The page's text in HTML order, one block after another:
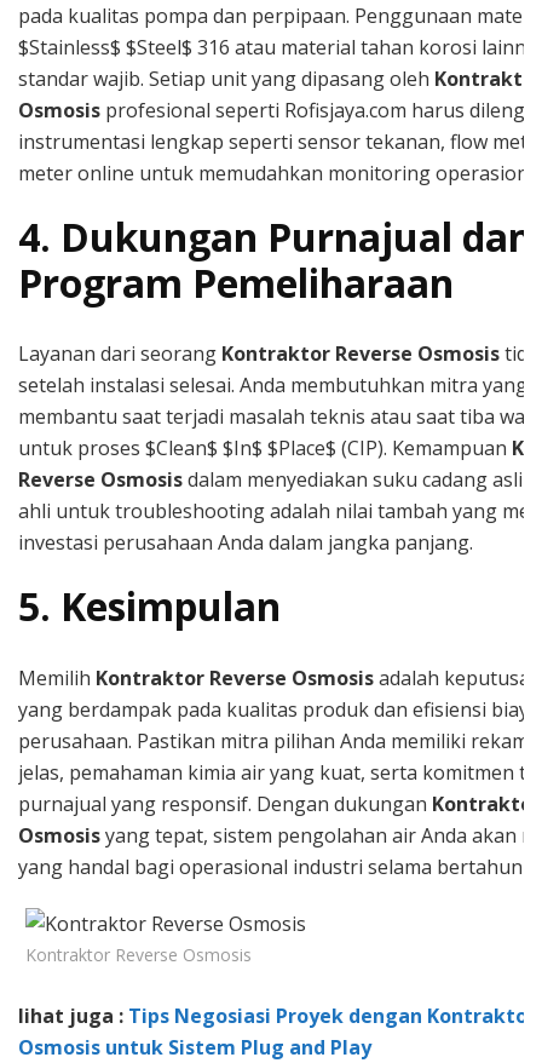
pada kualitas pompa dan perpipaan. Penggunaan
$Stainless$ $Steel$ 316 atau material tahan korosi
standar wajib. Setiap unit yang dipasang oleh
Osmosis profesional seperti Rofisjaya.com harus
instrumentasi lengkap seperti sensor tekanan, flow
meter online untuk memudahkan monitoring
4. Dukungan Purnajual dan
Program Pemeliharaan
Layanan dari seorang Kontraktor Reverse Osmosis
setelah instalasi selesai. Anda membutuhkan mitra yang
membantu saat terjadi masalah teknis atau saat tiba
untuk proses $Clean$ $In$ $Place$ (CIP). Kemampuan
Reverse Osmosisdalam menyediakan suku cadang asli
ahli untuk troubleshooting adalah nilai tambah yang
investasi perusahaan Anda dalam jangka panjang.
5. Kesimpulan
Memilih Kontraktor Reverse Osmosisadalah
yang berdampak pada kualitas produk dan efisiensi biaya
perusahaan. Pastikan mitra pilihan Anda memiliki rekam
jelas, pemahaman kimia air yang kuat, serta komitmen
purnajual yang responsif. Dengan dukungan Kontraktor
Osmosisyang tepat, sistem pengolahan air Anda akan
yang handal bagi operasional industri selama bertahun-
Kontraktor Reverse Osmosis
lihat juga : Tips Negosiasi Proyek dengan Kontraktor
Osmosis untuk Sistem Plug and Play